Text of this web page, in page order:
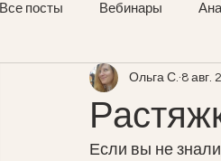
Все посты Вебинары
Функциональные тренировки
М'язова сістема. Курс онлайн.
Ольга С. 8 авг.
Если вы не